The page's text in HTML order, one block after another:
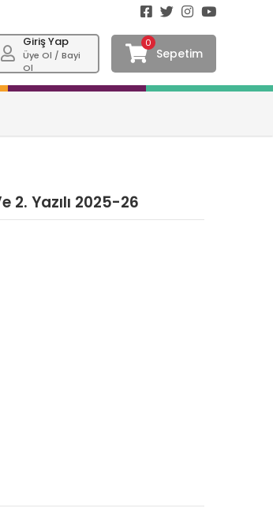
Giriş Yap
Üye Ol / Bayi
Ol
0
Sepetim
2. Yazılı 2025-26